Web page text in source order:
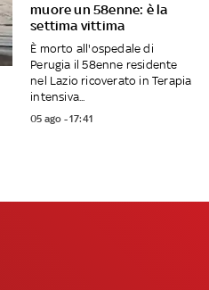
muore un 58enne: è la
settima vittima
È morto all'ospedale di
Perugia il 58enne residente
nel Lazio ricoverato in Terapia
intensiva...
05 ago - 17:41